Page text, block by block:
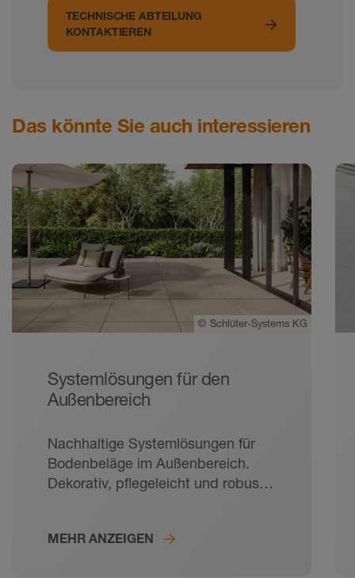
TECHNISCHE ABTEILUNG
KONTAKTIEREN
Das könnte Sie auch interessieren
© Schlüter-Systems KG
Systemlösungen für den
Außenbereich
Nachhaltige Systemlösungen für
Bodenbeläge im Außenbereich.
Dekorativ, pflegeleicht und robust:
durchdachtem Belagsaufbau sorgt
MEHR ANZEIGEN